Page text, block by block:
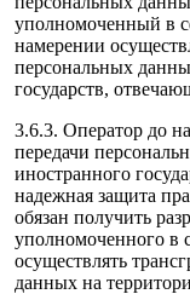
уполномоченный в
намерении
персональных
государств,
3.6.3. Оператор до
передачи
иностранного
надежная защита
обязан получить
уполномоченного в
осуществлять
данных на